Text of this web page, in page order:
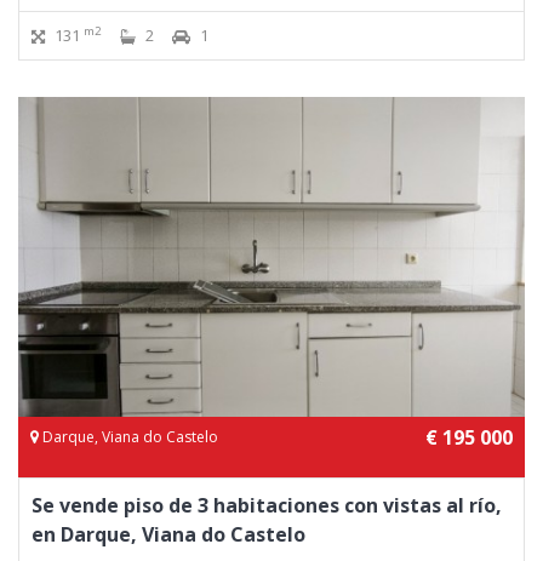
131 m2 2 1
Darque, Viana do Castelo € 195 000
Se vende piso de 3 habitaciones con vistas al río,
en Darque, Viana do Castelo